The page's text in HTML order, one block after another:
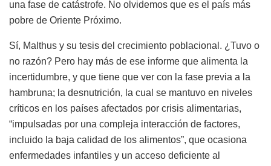
una fase de catástrofe. No olvidemos que es el país más
pobre de Oriente Próximo.
Sí, Malthus y su tesis del crecimiento poblacional. ¿Tuvo o
no razón? Pero hay más de ese informe que alimenta la
incertidumbre, y que tiene que ver con la fase previa a la
hambruna; la desnutrición, la cual se mantuvo en niveles
críticos en los países afectados por crisis alimentarias,
“impulsadas por una compleja interacción de factores,
incluido la baja calidad de los alimentos”, que ocasiona
enfermedades infantiles y un acceso deficiente al